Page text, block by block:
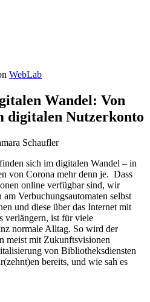
WebLab
Wandel: Von
digitalen Nutzerkonto
Schaufler
sich im digitalen Wandel – in
von Corona mehr denn je. Dass
online verfügbar sind, wir
am Verbuchungsautomaten selbst
und diese über das Internet mit
verlängern, ist für viele
normale Alltag. So wird der
meist mit Zukunftsvisionen
von Bibliotheksdiensten
bereits, und wie sah es